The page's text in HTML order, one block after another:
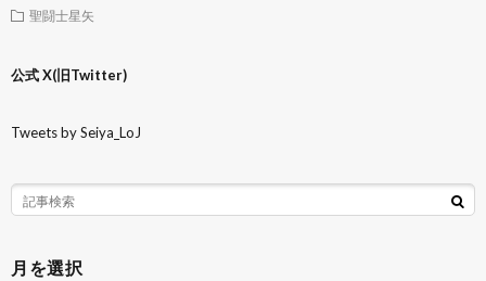
聖闘士星矢
公式 X(旧Twitter)
Tweets by Seiya_LoJ
月を選択